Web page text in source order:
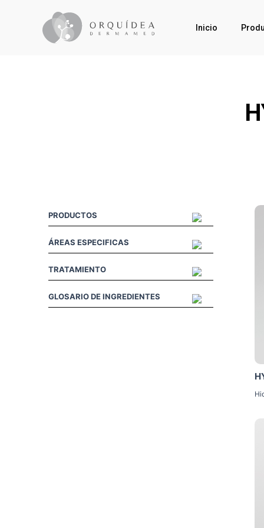
Inicio
PRODUCTOS
ÁREAS ESPECIFICAS
TRATAMIENTO
GLOSARIO DE INGREDIENTES